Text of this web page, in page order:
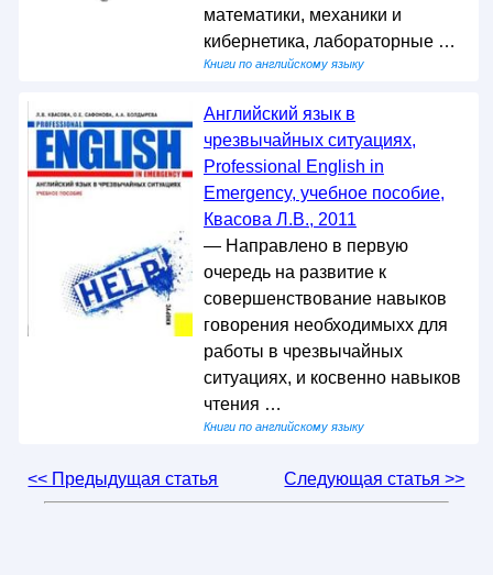
математики, механики и
кибернетика, лабораторные …
Книги по английскому языку
Английский язык в
чрезвычайных ситуациях,
Professional English in
Emergency, учебное пособие,
Квасова Л.В., 2011
— Направлено в первую
очередь на развитие к
совершенствование навыков
говорения необходимыхх для
работы в чрезвычайных
ситуациях, и косвенно навыков
чтения …
Книги по английскому языку
<< Предыдущая статья Следующая статья >>